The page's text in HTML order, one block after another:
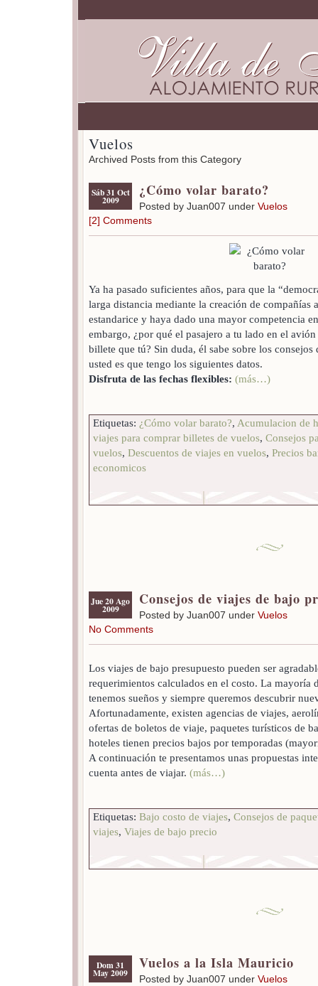
Vuelos
Archived Posts from this Category
Sáb 31 Oct
2009
¿Cómo volar barato?
Posted by Juan007 under Vuelos
[2] Comments
Ya ha pasado suficientes años, para que la
larga distancia mediante la creación de compañías
estandarice y haya dado una mayor competencia
embargo, ¿por qué el pasajero a tu lado en el
billete que tú? Sin duda, él sabe sobre los
usted es que tengo los siguientes datos.
Disfruta de las fechas flexibles: (más…)
Etiquetas: ¿Cómo volar barato?, Acumulacion de
viajes para comprar billetes de vuelos, Consejos
vuelos, Descuentos de viajes en vuelos, Precios
economicos
Jue 20 Ago
2009
Consejos de viajes de bajo
Posted by Juan007 under Vuelos
No Comments
Los viajes de bajo presupuesto pueden ser
requerimientos calculados en el costo. La mayoría
tenemos sueños y siempre queremos descubrir
Afortunadamente, existen agencias de viajes,
ofertas de boletos de viaje, paquetes turísticos de
hoteles tienen precios bajos por temporadas
A continuación te presentamos unas propuestas
cuenta antes de viajar. (más…)
Etiquetas: Bajo costo de viajes, Consejos de
viajes, Viajes de bajo precio
Dom 31
May 2009
Vuelos a la Isla Mauricio
Posted by Juan007 under Vuelos